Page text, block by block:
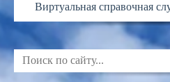
Виртуальная справочная